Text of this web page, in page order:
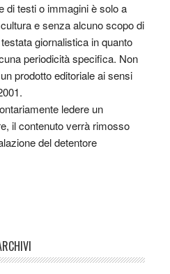
di testi o immagini è solo a
e senza alcuno scopo di
giornalistica in quanto
periodicità specifica. Non
prodotto editoriale ai sensi
ledere un
il contenuto verrà rimosso
del detentore